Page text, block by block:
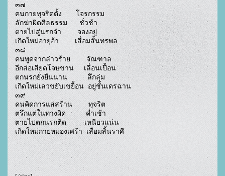
๓๗
คนกายทุจริตตั้ง       โจรกรรม
ลักฆ่าผิดศีลธรรม      ชั่วช้า
ตายไปสู่นรกจำ        จองอยู่
เกิดใหม่อายุอ้า        เสื่อมสั้นทรพล
๓๘
คนพูดจากล่าวร้าย        จัณฑาล
อีกส่อเสียดโจษขาน     เลื่อนเปื้อน
ตกนรกยั่งยืนนาน          ลึกลุ่ม
เกิดใหม่เลวขยับเขยื้อน  อยู่ชั้นเดรฉาน
๓๙
คนคิดการแส่สร้าน        ทุจริต
ตรึกแต่ในทางผิด          ค่ำเช้า
ตายไปตกนรกติด         เหนียวแน่น
เกิดใหม่กายหมองเศร้า  เสื่อมสิ้นราศี